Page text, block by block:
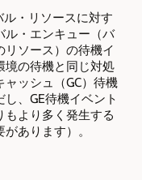
・リソースに対す
ル・エンキュー（バ
リソース）の待機イ
境の待機と同じ対処
ッシュ（GC）待機
、GE待機イベント
より多く発生する
あります）。